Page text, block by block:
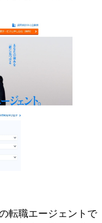
転職エージェントで